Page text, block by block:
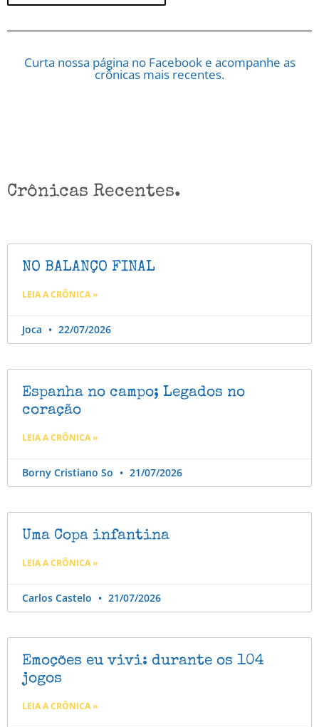
Curta nossa página no Facebook e acompanhe as
crônicas mais recentes.
Crônicas Recentes.
NO BALANÇO FINAL
LEIA A CRÔNICA »
Joca 22/07/2026
Espanha no campo; Legados no
coração
LEIA A CRÔNICA »
Borny Cristiano So 21/07/2026
Uma Copa infantina
LEIA A CRÔNICA »
Carlos Castelo 21/07/2026
Emoções eu vivi: durante os 104
jogos
LEIA A CRÔNICA »